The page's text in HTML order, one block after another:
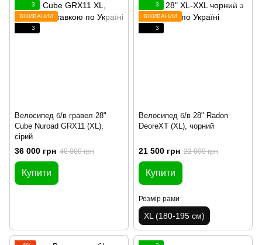
3
ВЖИВАНИЙ
3
Велосипед б/в гравел 28"
Cube Nuroad GRX11 (XL),
сірий
36 000 грн 40 000 грн
Купити
3
ВЖИВАНИЙ
3
Велосипед б/в 28" Radon
DeoreXT (XL), чорний
21 500 грн 22 000 грн
Купити
Розмір рами
XL (180-195 см)